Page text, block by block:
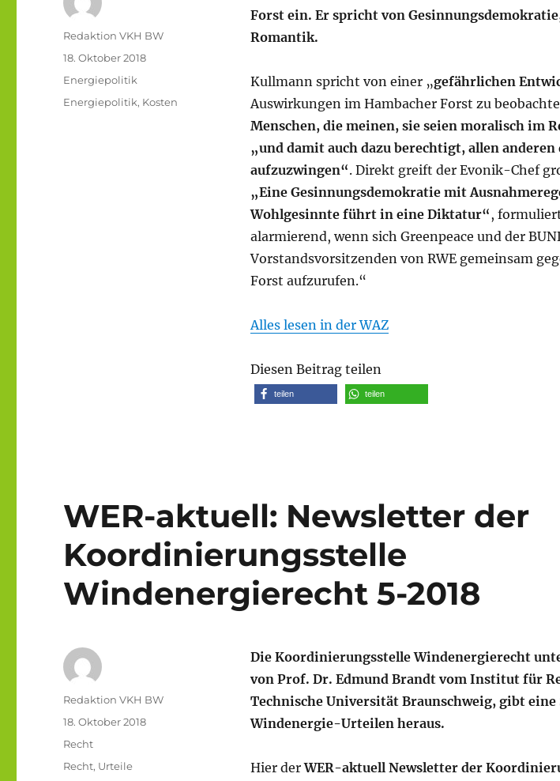
Forst ein. Er spricht von
Romantik.
Kullmann spricht von einer „gefährlichen
Auswirkungen im Hambacher Forst zu
Menschen, die meinen, sie seien moralisch im
„und damit auch dazu berechtigt, allen
aufzuzwingen“. Direkt greift der Evonik-Chef
„Eine Gesinnungsdemokratie mit
Wohlgesinnte führt in eine Diktatur“ ,
alarmierend, wenn sich Greenpeace und der
Vorstandsvorsitzenden von RWE gemeinsam
Forst aufzurufen.“
Alles lesen in der WAZ
Diesen Beitrag teilen
teilen teilen
Autor
Redaktion VKH BW
Veröffentlicht
18. Oktober 2018
Kategorien
Energiepolitik
Schlagwörter
Energiepolitik, Kosten
WER-aktuell: Newsletter der
Koordinierungsstelle
Windenergierecht 5-2018
Die Koordinierungsstelle Windenergierecht
von Prof. Dr. Edmund Brandt vom Institut für
Technische Universität Braunschweig, gibt eine
Windenergie-Urteilen heraus.
Hier derWER-aktuell Newsletter der
Autor
Redaktion VKH BW
Veröffentlicht
18. Oktober 2018
Kategorien
Recht
Schlagwörter
Recht, Urteile